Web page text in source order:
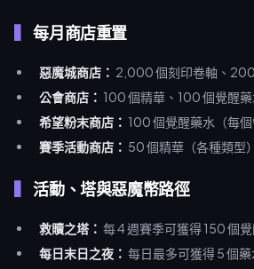
每月商店重置
惡魔城商店： 2,000 個刻印卷軸、200
公會商店： 100 個精華、100 個覺醒藥
希望粉末商店： 100 個覺醒藥水（每個
賽季活動商店： 50 個精華（各種類型
活動、塔與惡魔幣路徑
救贖之塔： 每 4 週賽季可獲得 150 個覺
每日末日之夜： 每日最多可獲得 5 個藥